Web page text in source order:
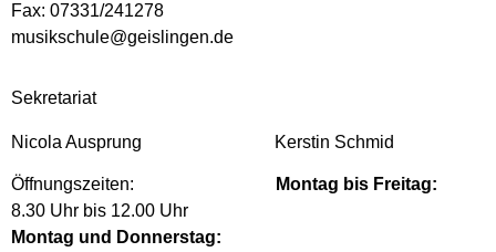
Fax: 07331/241278
musikschule@geislingen.de
Sekretariat
Nicola Ausprung Kerstin Schmid
Öffnungszeiten:
Montag bis Freitag:
8.30 Uhr bis 12.00 Uhr
Montag und Donnerstag: